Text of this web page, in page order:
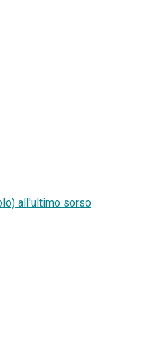
all'ultimo sorso